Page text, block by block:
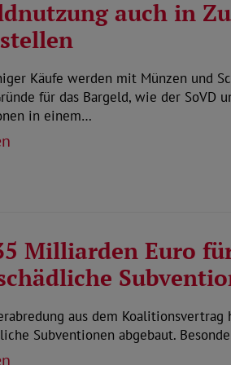
auch in
Käufe werden mit Münzen und
für das Bargeld, wie der SoVD
in einem…
Milliarden Euro
aus dem Koalitionsvertrag
Subventionen abgebaut.